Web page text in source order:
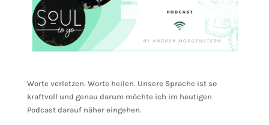
Worte verletzen. Worte heilen. Unsere Sprache ist so
kraftvoll und genau darum möchte ich im heutigen
Podcast darauf näher eingehen.